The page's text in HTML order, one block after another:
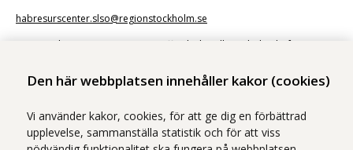
Den här webbplatsen innehåller kakor (cookies)
Vi använder kakor, cookies, för att ge dig en förbättrad
upplevelse, sammanställa statistik och för att viss
habresurscenter.slso@regionstockholm.se
Kommunikation via e-post är en offentlig handling. Skicka därför inte